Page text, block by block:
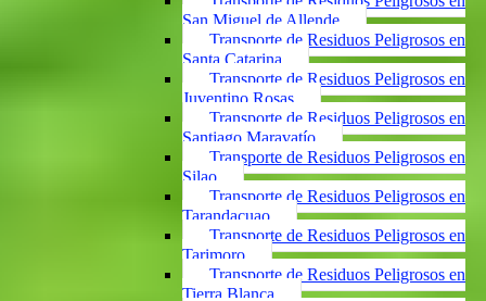
San Miguel de Allende
Transporte de Residuos Peligrosos en
Santa Catarina
Transporte de Residuos Peligrosos en
Juventino Rosas
Transporte de Residuos Peligrosos en
Santiago Maravatío
Transporte de Residuos Peligrosos en
Silao
Transporte de Residuos Peligrosos en
Tarandacuao
Transporte de Residuos Peligrosos en
Tarimoro
Transporte de Residuos Peligrosos en
Tierra Blanca